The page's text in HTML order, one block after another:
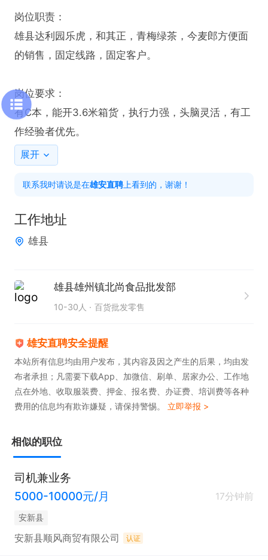
岗位职责：
雄县达利园乐虎，和其正，青梅绿茶，今麦郎方便面
的销售，固定线路，固定客户。
岗位要求：
有C本，能开3.6米箱货，执行力强，头脑灵活，有工
作经验者优先。
展开
联系我时请说是在雄安直聘 上看到的，谢谢！
工作地址
雄县
雄县雄州镇北尚食品批发部
10-30人 百货批发零售
雄安直聘安全提醒
本站所有信息均由用户发布，其内容及因之产生的后果，均由发
布者承担；凡需要下载App、加微信、刷单、居家办公、工作地
点在外地、收取服装费、押金、报名费、办证费、培训费等各种
费用的信息均有欺诈嫌疑，请保持警惕。 立即举报 >
相似的职位
司机兼业务
5000-10000元/月
17分钟前
安新县
安新县顺风商贸有限公司 认证